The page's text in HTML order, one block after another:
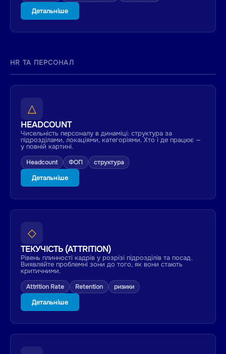
Детальніше
HR ТА ПЕРСОНАЛ
△
HEADCOUNT
Чисельність персоналу в динаміці: структура за
підрозділами, локаціями, категоріями. Хто і де працює —
у повній картині.
Headcount ФОП структура
Детальніше
◇
ТЕКУЧІСТЬ (ATTRITION)
Рівень плинності кадрів у розрізі підрозділів та посад.
Виявляйте проблемні зони до того, як вони стають
критичними.
Attrition Rate Retention ризики
Детальніше